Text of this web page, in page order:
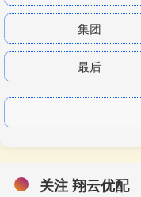
集团
最后
关注 翔云优配